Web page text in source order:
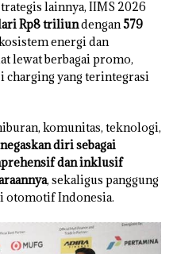
lainnya, IIMS 2026
Rp8 triliundengan579
energi dan
lewat berbagai promo,
charging yang terintegrasi
komunitas, teknologi,
diri sebagai
dan inklusif
, sekaligus panggung
otomotif Indonesia.